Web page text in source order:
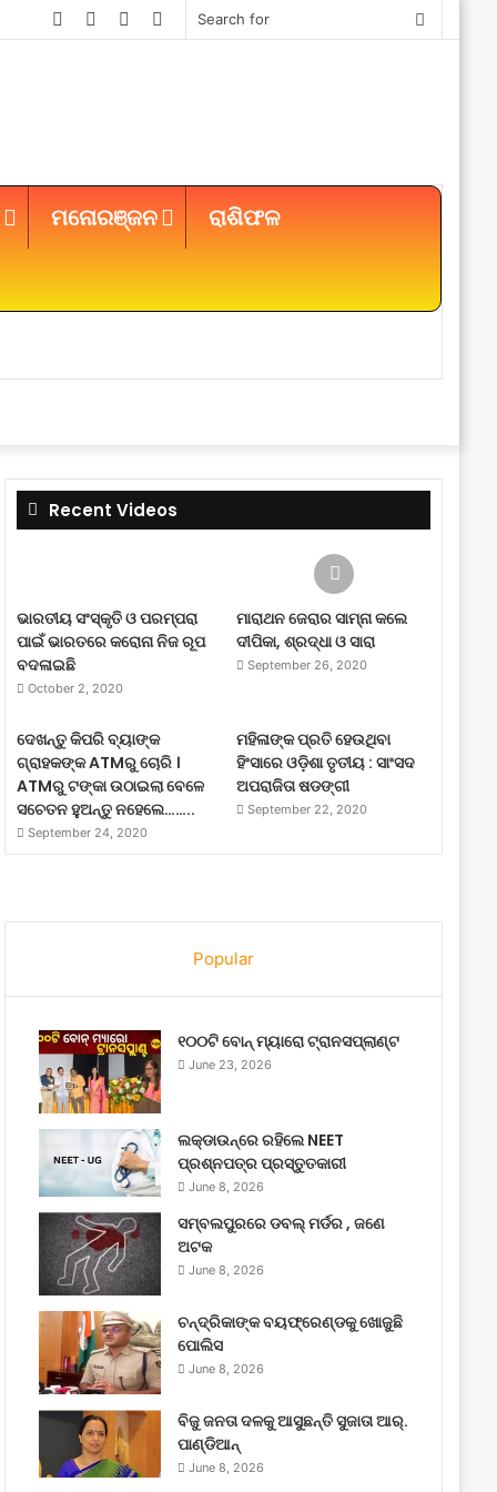
Search
Instagram
YouTube
Twitter
Facebook
ମନୋରଞ୍ଜନ ରାଶିଫଳ
Recent Videos
ଭାରତୀୟ ସଂସ୍କୃତି ଓ ପରମ୍ପରା
ପାଇଁ ଭାରତରେ କରୋନା ନିଜ ରୂପ
ବଦଳାଇଛି
October 2, 2020
ମାରାଥନ ଜେରାର ସାମ୍ନା କଲେ
ଦୀପିକା, ଶ୍ରଦ୍ଧା ଓ ସାରା
September 26, 2020
ଦେଖନ୍ତୁ କିପରି ବ୍ୟାଙ୍କ
ଗ୍ରାହକଙ୍କ ATMରୁ ଚୋରି ।
ATMରୁ ଟଙ୍କା ଉଠାଇଲା ବେଳେ
ସଚେତନ ହୁଅନ୍ତୁ ନହେଲେ……..
September 24, 2020
ମହିଳାଙ୍କ ପ୍ରତି ହେଉଥିବା
ହିଂସାରେ ଓଡ଼ିଶା ତୃତୀୟ : ସାଂସଦ
ଅପରାଜିତା ଷଡଙ୍ଗୀ
September 22, 2020
Popular
୧୦୦ଟି ବୋନ୍ ମ୍ୟାରୋ ଟ୍ରାନସପ୍ଲାଣ୍ଟ
June 23, 2026
ଲକ୍‌ଡାଉନ୍‌ରେ ରହିଲେ NEET
ପ୍ରଶ୍ନପତ୍ର ପ୍ରସ୍ତୁତକାରୀ
June 8, 2026
ସମ୍ବଲପୁରରେ ଡବଲ୍ ମର୍ଡର , ଜଣେ
ଅଟକ
June 8, 2026
ଚନ୍ଦ୍ରିକାଙ୍କ ବୟଫ୍ରେଣ୍ଡକୁ ଖୋଜୁଛି
ପୋଲିସ
June 8, 2026
ବିଜୁ ଜନତା ଦଳକୁ ଆସୁଛନ୍ତି ସୁଜାତା ଆର୍‌.
ପାଣ୍ଡିଆନ୍
June 8, 2026